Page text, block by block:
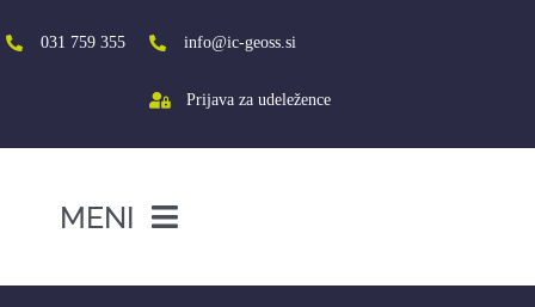
to
content
031 759 355 info@ic-geoss.si
Prijava za udeležence
MENI